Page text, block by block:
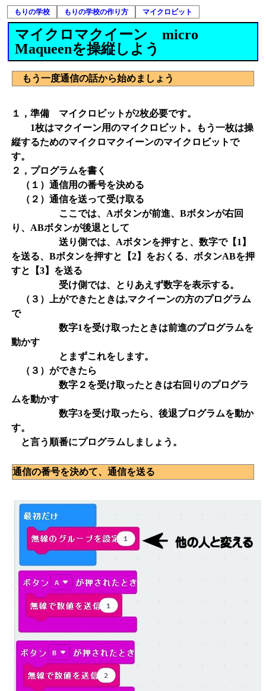
もりの学校 もりの学校の作り方 マイクロビット
マイクロマクイーン micro
Maqueenを操縦しよう
もう一度通信の話から始めましょう
１，準備 マイクロビットが2枚必要です。
1枚はマクイーン用のマイクロビット。もう一枚は操
縦するためのマイクロマクイーンのマイクロビットで
す。
２，プログラムを書く
（１）通信用の番号を決める
（２）通信を送って受け取る
ここでは、Aボタンが前進、Bボタンが右回
り、ABボタンが後退として
送り側では、Aボタンを押すと、数字で【1】
を送る、Bボタンを押すと【2】をおくる、ボタンABを押
すと【3】を送る
受け側では、とりあえず数字を表示する。
（３）上ができたときは,マクイーンの方のプログラム
で
数字1を受け取ったときは前進のプログラムを
動かす
とまずこれをします。
（３）ができたら
数字２を受け取ったときは右回りのプログラ
ムを動かす
数字3を受け取ったら、後退プログラムを動か
す。
と言う順番にプログラムしましょう。
通信の番号を決めて、通信を送る